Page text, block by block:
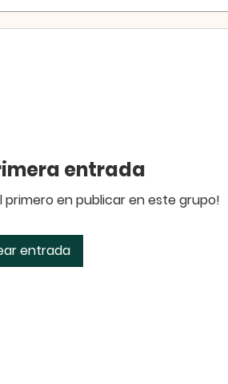
entrada
primero en publicar en este grupo!
entrada